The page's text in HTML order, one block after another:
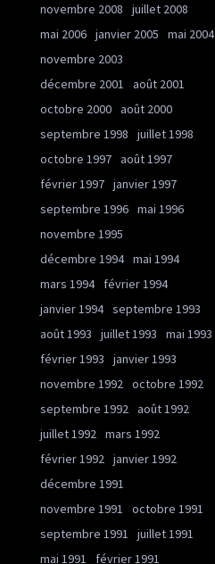
novembre 2008
juillet 2008
mai 2006 janvier 2005
mai 2004
novembre 2003
décembre 2001
août 2001
octobre 2000 août 2000
septembre 1998
juillet 1998
octobre 1997 août 1997
février 1997 janvier 1997
septembre 1996 mai 1996
novembre 1995
décembre 1994 mai 1994
mars 1994
février 1994
janvier 1994 septembre 1993
août 1993
juillet 1993
mai 1993
février 1993
janvier 1993
novembre 1992 octobre 1992
septembre 1992 août 1992
juillet 1992 mars 1992
février 1992 janvier 1992
décembre 1991
novembre 1991
octobre 1991
septembre 1991
juillet 1991
mai 1991
février 1991